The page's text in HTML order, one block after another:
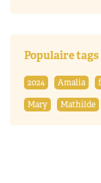
Populaire tags
2024 Amalia
Mary
Mathilde